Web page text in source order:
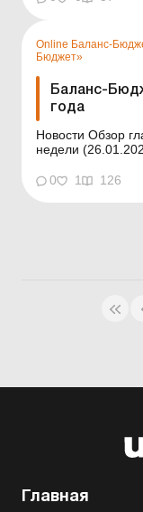
время войны
на рабоче...
Online Баланс-
Бюджет»
Баланс-
года
Новости Обзор главных бухгалтерских новостей
недели (26.01.2026 –
обновляется
0 1 126
Главная